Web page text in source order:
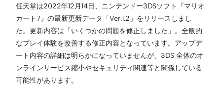
任天堂は2022年12月14日、ニンテンドー3DSソフト『マリオ
カート7』の最新更新データ「Ver.1.2」をリリースしまし
た。更新内容は「いくつかの問題を修正しました」。全般的
なプレイ体験を改善する修正内容となっています。アップデ
ート内容の詳細は明らかになっていませんが、3DS 全体のオ
ンラインサービス縮小やセキュリティ関連等と関係している
可能性があります。